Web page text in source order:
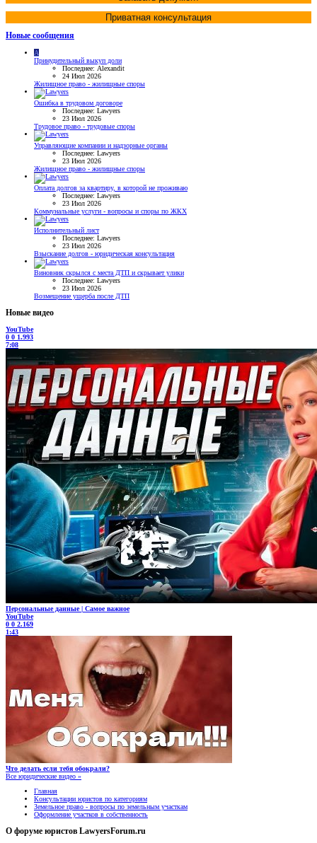
Приватная консультация
Новые сообщения
A
Принудительный выкуп доли
Последнее: Alexandit
24 Июл 2026
Жилищное право - жилищные споры
Ошибка в трудовом договоре
Последнее: Lawyers
23 Июл 2026
Трудовое право - трудовые споры
Управляющие компании и надзорные органы
Последнее: Lawyers
23 Июл 2026
Жилищное право - жилищные споры
Оплата долгов за квартиру, в которой не проживаю
Последнее: Lawyers
23 Июл 2026
Коммунальные услуги - вопросы и споры по ЖКХ
Исполнительный лист
Последнее: Lawyers
23 Июл 2026
Взыскание долгов - юридическая консультация
Виновник скрылся с места ДТП и скрывает улики
Последнее: Lawyers
23 Июл 2026
Возмещение ущерба после ДТП
Новые видео
YouTube
0 0 1.993
7:08
Персональные данные | Самое важное
YouTube
0 0 2.169
1:43
Что делать если тебя обокрали?
Все юридические видео »
Главная
Консультации юристов по категориям
Земельное право - вопросы по земельным участкам
Оформление участков в собственность
О форуме юристов LawyersForum.ru